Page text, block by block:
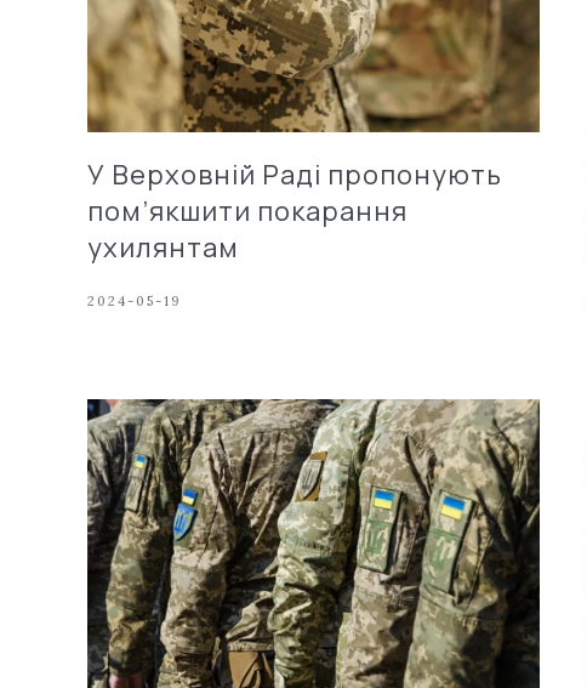
У Верховній Раді пропонують
пом’якшити покарання
ухилянтам
2024-05-19